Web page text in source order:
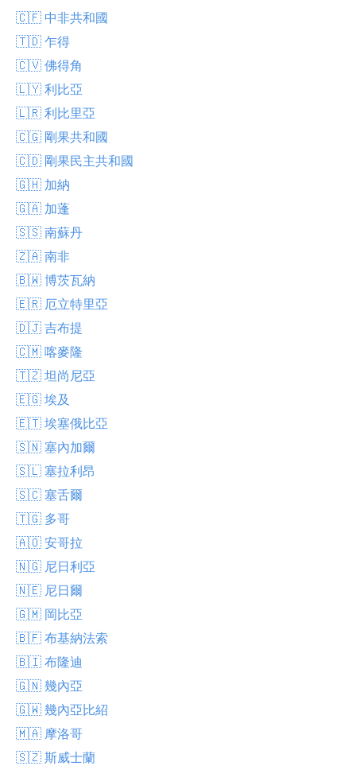
🇨🇫 中非共和國
🇹🇩 乍得
🇨🇻 佛得角
🇱🇾 利比亞
🇱🇷 利比里亞
🇨🇬 剛果共和國
🇨🇩 剛果民主共和國
🇬🇭 加納
🇬🇦 加蓬
🇸🇸 南蘇丹
🇿🇦 南非
🇧🇼 博茨瓦納
🇪🇷 厄立特里亞
🇩🇯 吉布提
🇨🇲 喀麥隆
🇹🇿 坦尚尼亞
🇪🇬 埃及
🇪🇹 埃塞俄比亞
🇸🇳 塞內加爾
🇸🇱 塞拉利昂
🇸🇨 塞舌爾
🇹🇬 多哥
🇦🇴 安哥拉
🇳🇬 尼日利亞
🇳🇪 尼日爾
🇬🇲 岡比亞
🇧🇫 布基納法索
🇧🇮 布隆迪
🇬🇳 幾內亞
🇬🇼 幾內亞比紹
🇲🇦 摩洛哥
🇸🇿 斯威士蘭